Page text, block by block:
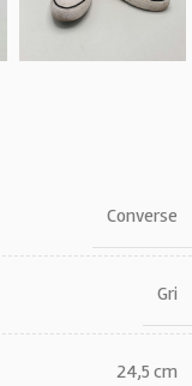
Converse
Gri
24,5 cm